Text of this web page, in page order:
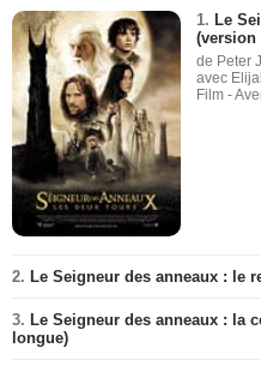
1. Le
(version
de Peter
avec
Film -
2. Le Seigneur des anneaux : le
3. Le Seigneur des anneaux : la
longue)